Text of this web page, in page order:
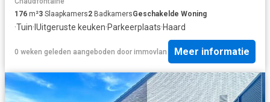
176 m²3 Slaapkamers2 BadkamersGeschakelde Woning
·Tuin· IUitgeruste keuken·Parkeerplaats·Haard
0 weken geleden aangeboden door immovlan Meer informatie